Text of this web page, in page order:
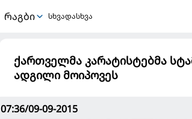
ᲠᲐᲒᲑᲘ სხვადასხვა
ქართველმა კარატისტებმა
ადგილი მოიპოვეს
07:36/09-09-2015